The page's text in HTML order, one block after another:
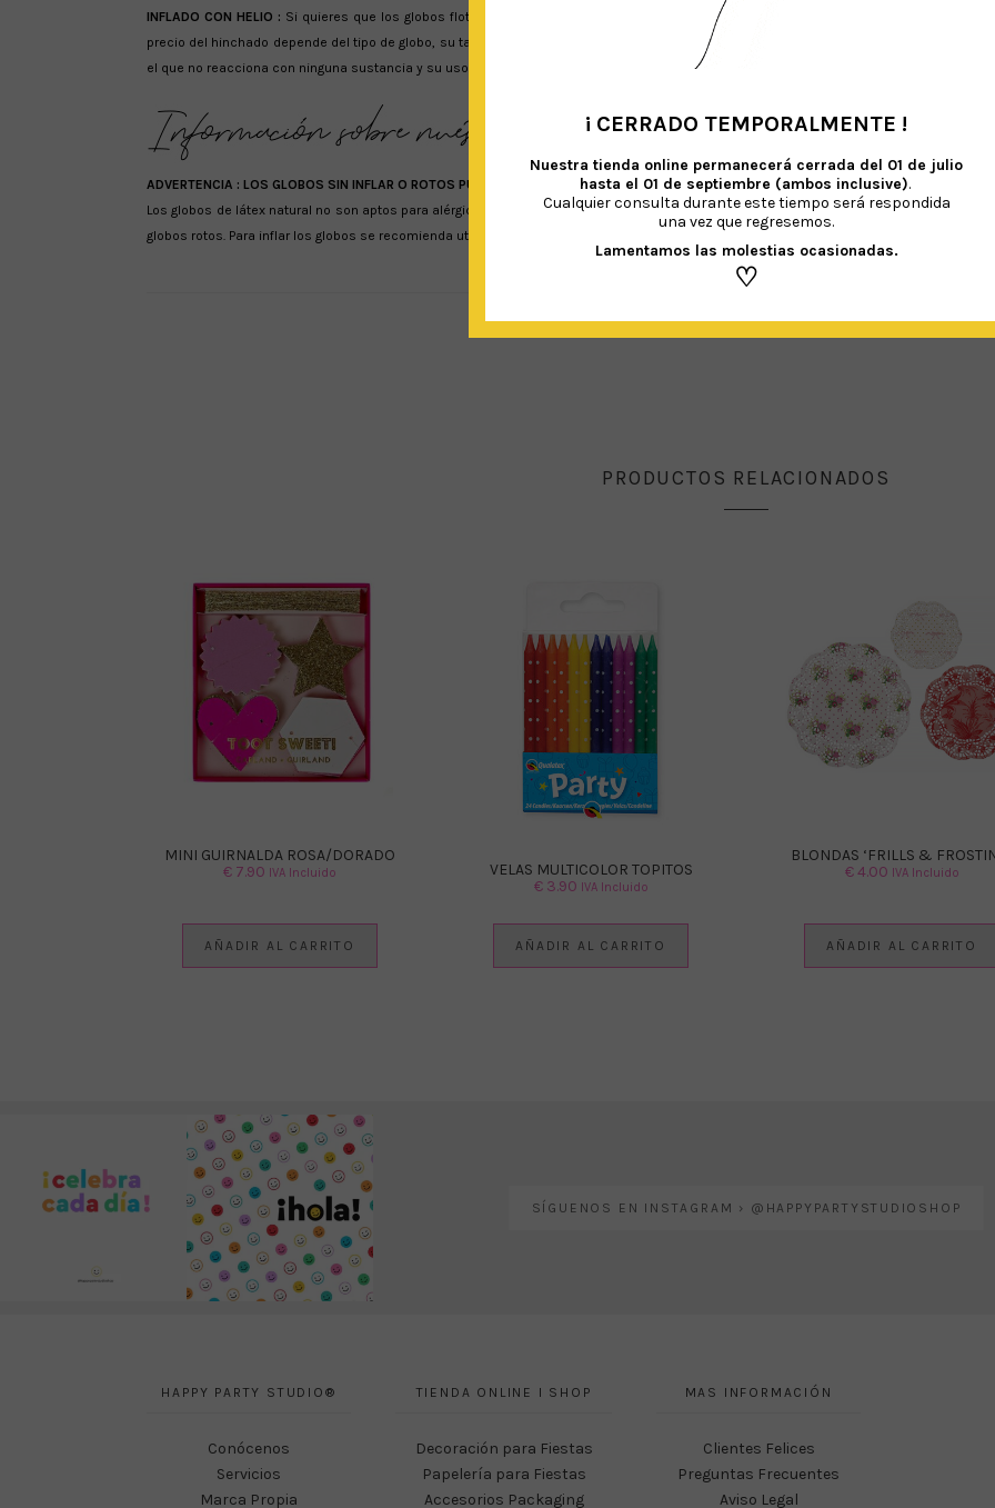
INFLADO CON HELIO : Si quieres que los globos floten en el aire, deberás de rellenarlos con helio. Puedes dirigirte a una tienda de
precio del hinchado depende del tipo de globo, su tamaño y la cantidad a inflar) o bien comprar una botella de helio desechable e
el que no reacciona con ninguna sustancia y su uso se encuentra homologado para la U.E. con certificado AENOR ER-0517/1998 e ISO
ADVERTENCIA : LOS GLOBOS SIN INFLAR O ROTOS PUEDEN PROVOCAR AHOGO O ASFIXIA EN LOS NIÑOS MENORES DE 8 AÑOS.
Los globos de látex natural no son aptos para alérgicos al látex y a sus derivados. Recomendamos mantener los globos sin hinchar
globos rotos. Para inflar los globos se recomienda utilizar siempre un inflador.
PRODUCTOS RELACIONADOS
MINI GUIRNALDA ROSA/DORADO
€ 7.90 IVA Incluido
AÑADIR AL CARRITO
VELAS MULTICOLOR TOPITOS
€3.90 IVA Incluido
AÑADIR AL CARRITO
BLONDAS ‘FRILLS &
€4.00 IVA Incluido
AÑADIR AL CARRITO
SÍGUENOS EN INSTAGRAM › @HAPPYPARTYSTUDIOSHOP
HAPPY PARTY STUDIO®
Conócenos
Servicios
Marca Propia
TIENDA ONLINE I SHOP
Decoración para Fiestas
Papelería para Fiestas
Accesorios Packaging
MAS INFORMACIÓN
Clientes Felices
Preguntas Frecuentes
Aviso Legal
¡ CERRADO TEMPORALMENTE !
Nuestra tienda online permanecerá cerrada del 01 de julio
hasta el 01 de septiembre (ambos inclusive).
Cualquier consulta durante este tiempo será respondida
una vez que regresemos.
Lamentamos las molestias ocasionadas.
♡